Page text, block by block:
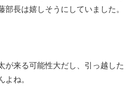
部長は嬉しそうにしていました。
が来る可能性大だし、引っ越した
よね。